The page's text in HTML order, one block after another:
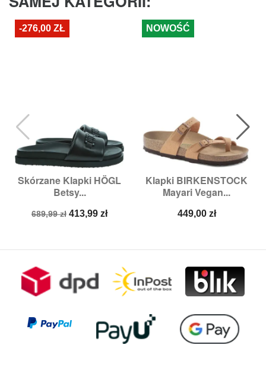
Skórzane Klapki HÖGL
Betsy...
Cena
689,99 zł Cena
413,99 zł
-276,00 ZŁ
Klapki BIRKENSTOCK
Mayari Vegan...
Cena
449,00 zł
NOWOŚĆ